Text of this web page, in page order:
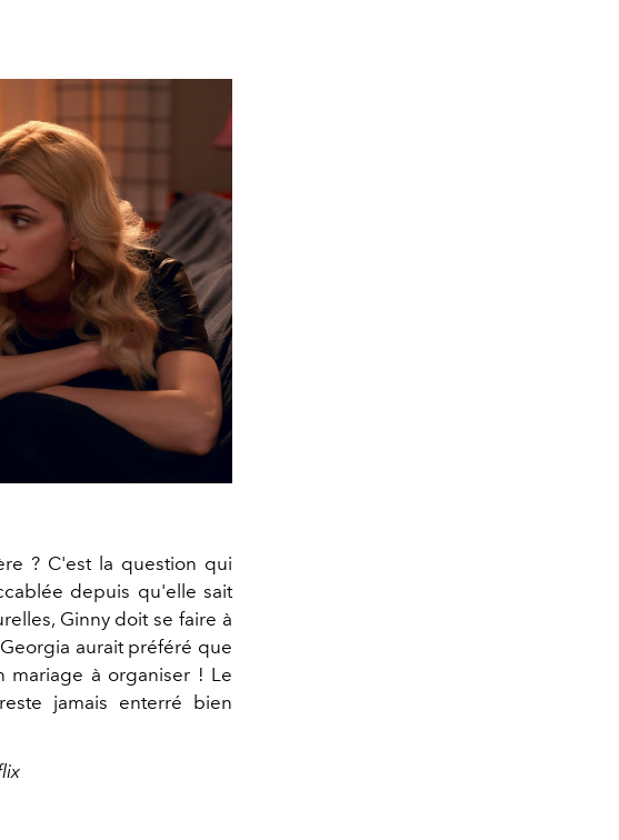
? C'est la question qui
depuis qu'elle sait
Ginny doit se faire à
aurait préféré que
mariage à organiser ! Le
jamais enterré bien